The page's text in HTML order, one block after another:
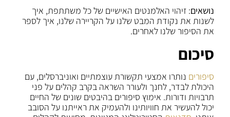
נושאים: זיהוי האלמנטים האישיים של כל משתתפת, איך
לשנות את נקודת המבט שלנו על הקריירה שלנו, איך לספר
את הסיפור שלנו לאחרים.
סיכום
סיפורים נותרו אמצעי תקשורת עוצמתיים ואוניברסלים, עם
היכולת לבדר, לחנך ולעורר השראה בקרב קהלים על פני
תרבויות ודורות. אימוץ סיפורים בהיבטים שונים של החיים
יכול להעשיר את חוויותינו ולהעמיק את ראייתנו על הסובב